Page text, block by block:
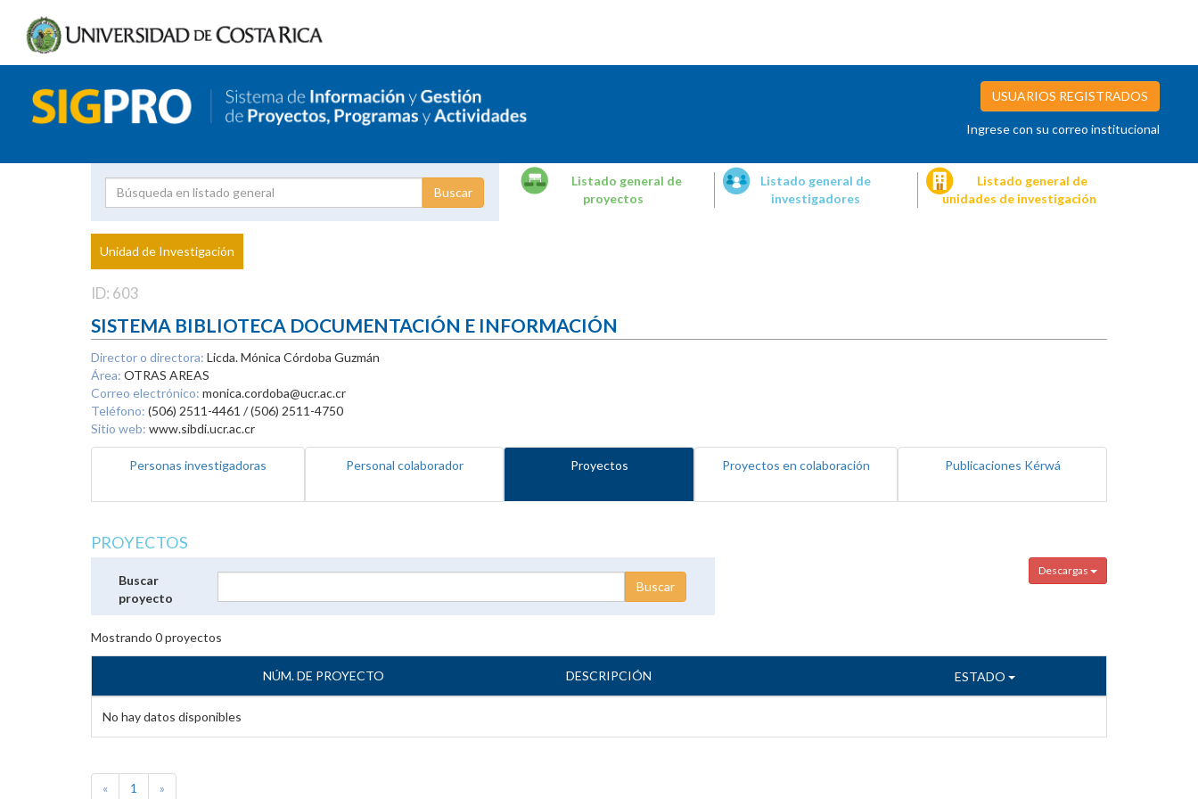
USUARIOS REGISTRADOS
Ingrese con su correo institucional
Proyecto
Investigador
Listado general de
proyectos
Listado general de
investigadores
Listado general de
unidades de investigación
Unidad de Investigación
ID: 603
SISTEMA BIBLIOTECA DOCUMENTACIÓN E INFORMACIÓN
Director o directora: Licda. Mónica Córdoba Guzmán
Área: OTRAS AREAS
Correo electrónico: monica.cordoba@ucr.ac.cr
Teléfono: (506) 2511-4461 / (506) 2511-4750
Sitio web: www.sibdi.ucr.ac.cr
Personas investigadoras Personal colaborador Proyectos Proyectos en colaboración Publicaciones Kérwá
PROYECTOS
Descargas
Buscar
proyecto
Mostrando 0proyectos
NÚM. DE PROYECTO DESCRIPCIÓN ESTADO
No hay datos disponibles
« 1 »